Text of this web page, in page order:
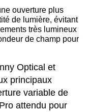
ouverture plus
de lumière, évitant
très lumineux
de champ pour
Optical et
principaux
variable de
attendu pour